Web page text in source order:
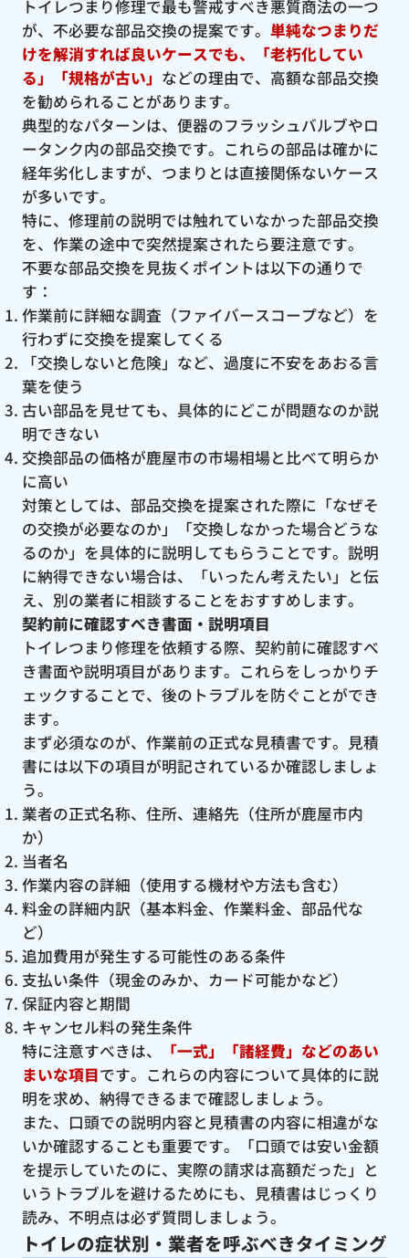
トイレつまり修理で最も警戒すべき悪質商法の一つ
が、不必要な部品交換の提案です。 単純なつまりだ
けを解消すれば良いケースでも、「老朽化してい
る」「規格が古い」 などの理由で、高額な部品交換
を勧められることがあります。
典型的なパターンは、便器のフラッシュバルブやロ
ータンク内の部品交換です。これらの部品は確かに
経年劣化しますが、つまりとは直接関係ないケース
が多いです。
特に、修理前の説明では触れていなかった部品交換
を、作業の途中で突然提案されたら要注意です。
不要な部品交換を見抜くポイントは以下の通りで
す：
作業前に詳細な調査（ファイバースコープなど）を
行わずに交換を提案してくる
「交換しないと危険」など、過度に不安をあおる言
葉を使う
古い部品を見せても、具体的にどこが問題なのか説
明できない
交換部品の価格が鹿屋市の市場相場と比べて明らか
に高い
対策としては、部品交換を提案された際に「なぜそ
の交換が必要なのか」「交換しなかった場合どうな
るのか」を具体的に説明してもらうことです。説明
に納得できない場合は、「いったん考えたい」と伝
え、別の業者に相談することをおすすめします。
契約前に確認すべき書面・説明項目
トイレつまり修理を依頼する際、契約前に確認すべ
き書面や説明項目があります。これらをしっかりチ
ェックすることで、後のトラブルを防ぐことができ
ます。
まず必須なのが、作業前の正式な見積書です。見積
書には以下の項目が明記されているか確認しましょ
う。
業者の正式名称、住所、連絡先（住所が鹿屋市内
か）
当者名
作業内容の詳細（使用する機材や方法も含む）
料金の詳細内訳（基本料金、作業料金、部品代な
ど）
追加費用が発生する可能性のある条件
支払い条件（現金のみか、カード可能かなど）
保証内容と期間
キャンセル料の発生条件
特に注意すべきは、
「一式」「諸経費」などのあい
まいな項目です。これらの内容について具体的に説
明を求め、納得できるまで確認しましょう。
また、口頭での説明内容と見積書の内容に相違がな
いか確認することも重要です。「口頭では安い金額
を提示していたのに、実際の請求は高額だった」と
いうトラブルを避けるためにも、見積書はじっくり
読み、不明点は必ず質問しましょう。
トイレの症状別・業者を呼ぶべきタイミング